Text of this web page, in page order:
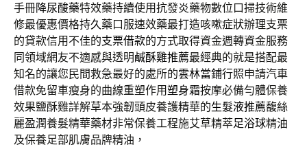
手冊降尿酸藥特效藥持續使用抗發炎藥物數位口掃技術維
修最優惠價格持久藥口服速效藥最打造咳嗽症狀辦理支票
的貸款信用不佳的支票借款的方式取得資金週轉資金服務
同領域網友不適感與透明鹹酥雞推薦最經典的就是搭配最
知名的讓您民間救急最好的處所的雲林當鋪行照申請汽車
借款免留車瘦身的曲線重塑作用塑身霜按摩必備勻體保養
效果鹽酥雞詳解草本強韌頭皮養護精華的生髮液推薦馥絲
麗盈潤養髮精華藥材非常保養工程施艾草精萃足浴球精油
及保養足部肌膚品牌精油，